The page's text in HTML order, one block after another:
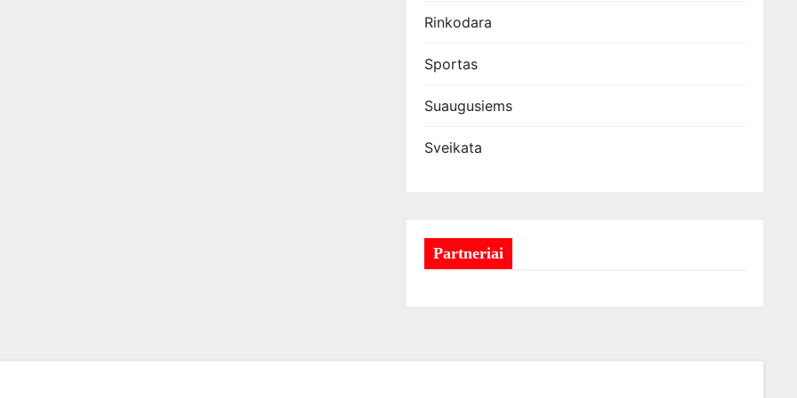
Rinkodara
Sportas
Suaugusiems
Sveikata
Partneriai